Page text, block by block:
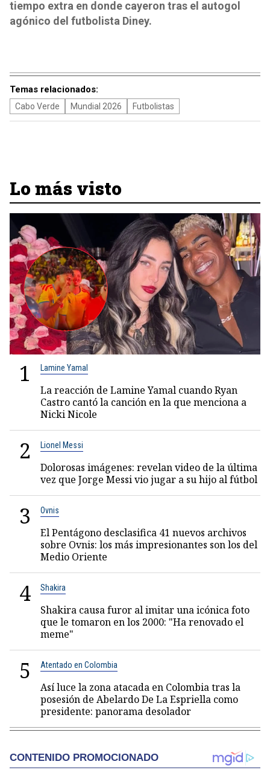
tiempo extra en donde cayeron tras el autogol
agónico del futbolista Diney.
Temas relacionados:
Cabo Verde Mundial 2026 Futbolistas
Lo más visto
1 Lamine Yamal
La reacción de Lamine Yamal cuando Ryan
Castro cantó la canción en la que menciona a
Nicki Nicole
2 Lionel Messi
Dolorosas imágenes: revelan video de la última
vez que Jorge Messi vio jugar a su hijo al fútbol
3 Ovnis
El Pentágono desclasifica 41 nuevos archivos
sobre Ovnis: los más impresionantes son los del
Medio Oriente
4 Shakira
Shakira causa furor al imitar una icónica foto
que le tomaron en los 2000: "Ha renovado el
meme"
5 Atentado en Colombia
Así luce la zona atacada en Colombia tras la
posesión de Abelardo De La Espriella como
presidente: panorama desolador